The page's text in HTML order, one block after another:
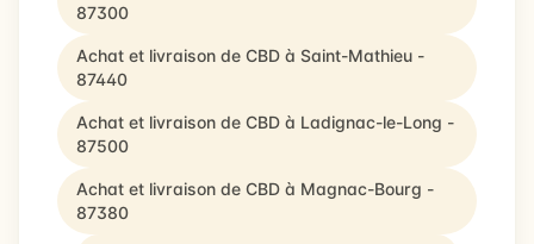
87300
Achat et livraison de CBD à Saint-Mathieu -
87440
Achat et livraison de CBD à Ladignac-le-Long -
87500
Achat et livraison de CBD à Magnac-Bourg -
87380